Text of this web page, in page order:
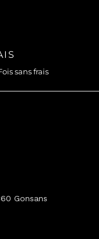
sans frais
Gonsans